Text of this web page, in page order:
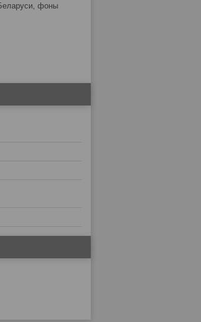
фоны